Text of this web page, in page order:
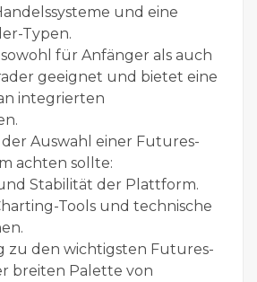
und eine
Typen.
für Anfänger als auch
geeignet und bietet eine
integrierten
Auswahl einer Futures-
achten sollte:
Stabilität der Plattform.
Tools und technische
zu den wichtigsten Futures-
breiten Palette von